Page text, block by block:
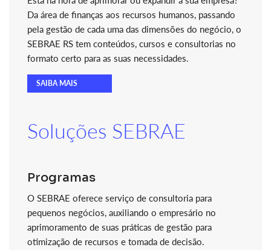
Da área de finanças aos recursos humanos, passando
pela gestão de cada uma das dimensões do negócio, o
SEBRAE RS tem conteúdos, cursos e consultorias no
formato certo para as suas necessidades.
SAIBA MAIS
Soluções SEBRAE
Programas
O SEBRAE oferece serviço de consultoria para
pequenos negócios, auxiliando o empresário no
aprimoramento de suas práticas de gestão para
otimização de recursos e tomada de decisão.